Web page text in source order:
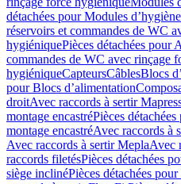
détachées pour Modules
réservoirs et commandes de WC
hygiéniquePièces détachées pour
commandes de WC avec rinçage
hygiéniqueCapteursCâblesBlocs
pour Blocs d’alimentation
droitAvec raccords à sertir
montage encastréPièces
montage encastréAvec raccords à
Avec raccords à sertir MeplaAvec
raccords filetésPièces détachées
siège inclinéPièces détachées